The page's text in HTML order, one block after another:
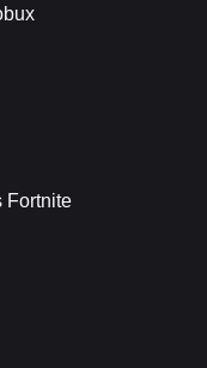
Fortnite